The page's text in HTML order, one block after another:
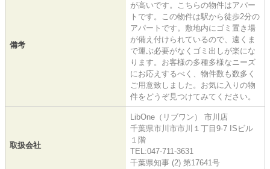
備考
が高いです。こちらの物件はアパー
トです。この物件は駅から徒歩2分の
アパートです。敷地内にゴミ置き場
が備え付けられているので、遠くま
で運ぶ必要がなくゴミ出しが楽にな
ります。お客様の多種多様なニーズ
にお応えするべく、物件数も数多く
ご用意致しました。お気に入りの物
件をどうぞ見つけてみてください。
取扱会社
LibOne（リブワン） 市川店
千葉県市川市市川１丁目9-7 ISビル
１階
TEL:047-711-3631
千葉県知事 (2) 第17641号